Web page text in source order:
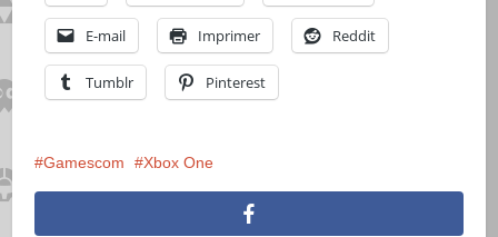
E-mail Imprimer Reddit
Tumblr Pinterest
Gamescom Xbox One